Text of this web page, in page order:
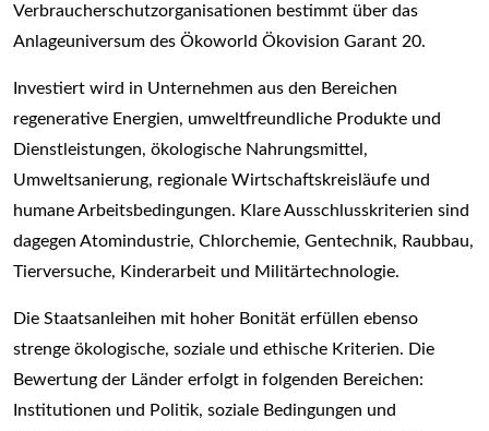
Verbraucherschutzorganisationen bestimmt über das
Anlageuniversum des Ökoworld Ökovision Garant 20.
Investiert wird in Unternehmen aus den Bereichen
regenerative Energien, umweltfreundliche Produkte und
Dienstleistungen, ökologische Nahrungsmittel,
Umweltsanierung, regionale Wirtschaftskreisläufe und
humane Arbeitsbedingungen. Klare Ausschlusskriterien sind
dagegen Atomindustrie, Chlorchemie, Gentechnik, Raubbau,
Tierversuche, Kinderarbeit und Militärtechnologie.
Die Staatsanleihen mit hoher Bonität erfüllen ebenso
strenge ökologische, soziale und ethische Kriterien. Die
Bewertung der Länder erfolgt in folgenden Bereichen:
Institutionen und Politik, soziale Bedingungen und